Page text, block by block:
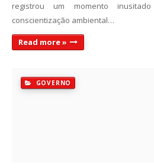
registrou um momento
conscientização ambiental…
Read more »
GOVERNO